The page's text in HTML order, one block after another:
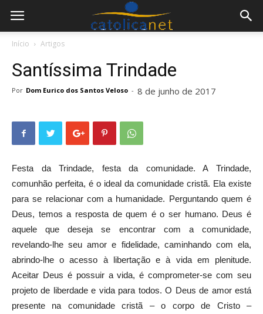
Início Artigos
Santíssima Trindade
Por Dom Eurico dos Santos Veloso - 8 de junho de 2017
Festa da Trindade, festa da comunidade. A Trindade,
comunhão perfeita, é o ideal da comunidade cristã. Ela existe
para se relacionar com a humanidade. Perguntando quem é
Deus, temos a resposta de quem é o ser humano. Deus é
aquele que deseja se encontrar com a comunidade,
revelando-lhe seu amor e fidelidade, caminhando com ela,
abrindo-lhe o acesso à libertação e à vida em plenitude.
Aceitar Deus é possuir a vida, é comprometer-se com seu
projeto de liberdade e vida para todos. O Deus de amor está
presente na comunidade cristã – o corpo de Cristo –